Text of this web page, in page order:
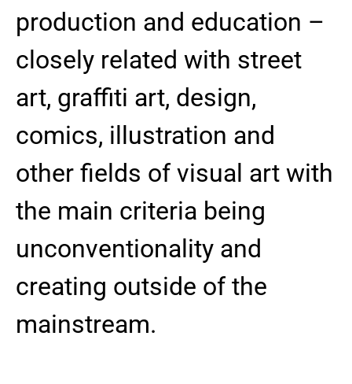
production and education –
closely related with street
art, graffiti art, design,
comics, illustration and
other fields of visual art with
the main criteria being
unconventionality and
creating outside of the
mainstream.